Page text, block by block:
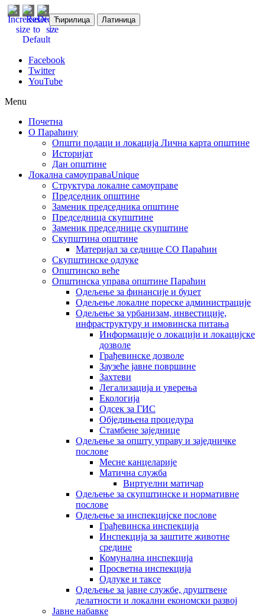
Ћирилица Латиница
Facebook
Twitter
YouTube
Menu
Почетна
О Параћину
Општи подаци и локација Лична карта општине
Историјат
Дан општине
Локална самоуправаUnique
Структура локалне самоуправе
Председник општине
Заменик председника општине
Председница скупштине
Заменик председнице скупштине
Скупштина општине
Материјал за седнице СО Параћин
Скупштинске одлуке
Општинско веће
Општинска управа општине Параћин
Одељење за финансије и буџет
Одељење локалне пореске администрације
Одељење за урбанизам, инвестиције,
инфраструктуру и имовинска питања
Информације о локацији и локацијске
дозволе
Грађевинске дозволе
Заузеће јавне површине
Захтеви
Легализација и уверења
Екологија
Одсек за ГИС
Обједињена процедура
Стамбене заједнице
Oдељење за општу управу и заједничке
послове
Месне канцеларије
Матична служба
Виртуелни матичар
Одељење за скупштинске и нормативне
послове
Одељење за инспекцијске послове
Грађевинска инспекција
Инспекција за заштите животне
средине
Комунална инспекција
Просветна инспекција
Одлуке и таксе
Одељење за јавне службе, друштвене
делатности и локални економски развој
Јавне набавке